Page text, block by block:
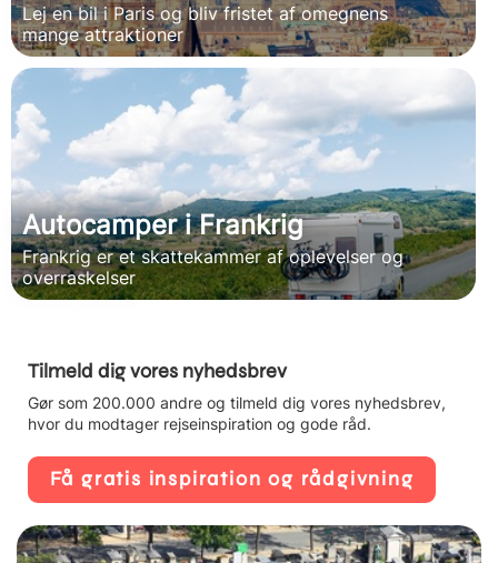
Lej en bil i Paris og bliv fristet af omegnens
mange attraktioner
Autocamper i Frankrig
Frankrig er et skattekammer af oplevelser og
overraskelser
Tilmeld dig vores nyhedsbrev
Gør som 200.000 andre og tilmeld dig vores nyhedsbrev,
hvor du modtager rejseinspiration og gode råd.
Få gratis inspiration og rådgivning